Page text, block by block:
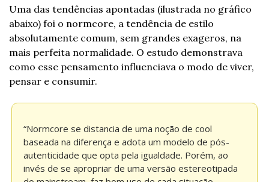
Uma das tendências apontadas (ilustrada no gráfico
abaixo) foi o normcore, a tendência de estilo
absolutamente comum, sem grandes exageros, na
mais perfeita normalidade. O estudo demonstrava
como esse pensamento influenciava o modo de viver,
pensar e consumir.
“Normcore se distancia de uma noção de cool
baseada na diferença e adota um modelo de pós-
autenticidade que opta pela igualdade. Porém, ao
invés de se apropriar de uma versão estereotipada